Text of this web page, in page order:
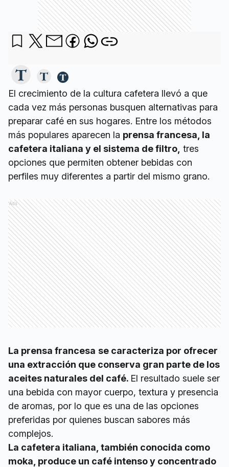
El crecimiento de la cultura cafetera llevó a que
cada vez más personas busquen alternativas para
preparar café en sus hogares. Entre los métodos
más populares aparecen la prensa francesa, la
cafetera italiana y el sistema de filtro, tres
opciones que permiten obtener bebidas con
perfiles muy diferentes a partir del mismo grano.
Ads
La prensa francesa se caracteriza por ofrecer
una extracción que conserva gran parte de los
aceites naturales del café. El resultado suele ser
una bebida con mayor cuerpo, textura y presencia
de aromas, por lo que es una de las opciones
preferidas por quienes buscan sabores más
complejos.
La cafetera italiana, también conocida como
moka, produce un café intenso y concentrado